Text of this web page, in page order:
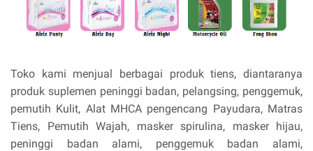
Toko kami menjual berbagai produk tiens, diantaranya
produk suplemen peninggi badan, pelangsing, penggemuk,
pemutih Kulit, Alat MHCA pengencang Payudara, Matras
Tiens, Pemutih Wajah, masker spirulina, masker hijau,
peninggi badan alami, penggemuk badan alami,